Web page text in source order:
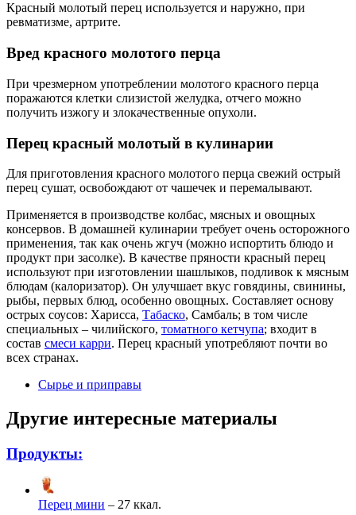
Красный молотый перец используется и наружно, при
ревматизме, артрите.
Вред красного молотого перца
При чрезмерном употреблении молотого красного перца
поражаются клетки слизистой желудка, отчего можно
получить изжогу и злокачественные опухоли.
Перец красный молотый в кулинарии
Для приготовления красного молотого перца свежий острый
перец сушат, освобождают от чашечек и перемалывают.
Применяется в производстве колбас, мясных и овощных
консервов. В домашней кулинарии требует очень осторожного
применения, так как очень жгуч (можно испортить блюдо и
продукт при засолке). В качестве пряности красный перец
используют при изготовлении шашлыков, подливок к мясным
блюдам (калоризатор). Он улучшает вкус говядины, свинины,
рыбы, первых блюд, особенно овощных. Составляет основу
острых соусов: Харисса, Табаско, Самбаль; в том числе
специальных – чилийского, томатного кетчупа; входит в
состав смеси карри. Перец красный употребляют почти во
всех странах.
Сырье и приправы
Другие интересные материалы
Продукты:
Перец мини – 27 ккал.